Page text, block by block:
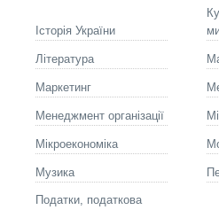
Історія України
Літературa
Маркетинг
Менеджмент організації
Мікроекономіка
Музика
Податки, податкова